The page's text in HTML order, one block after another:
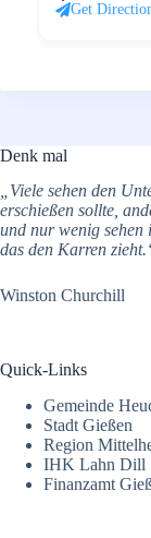
Get
Denk mal
„Viele sehen den
erschießen sollte,
und nur wenig sehen
das den Karren
Winston Churchill
Quick-Links
Gemeinde
Stadt Gießen
Region
IHK Lahn Dill
Finanzamt